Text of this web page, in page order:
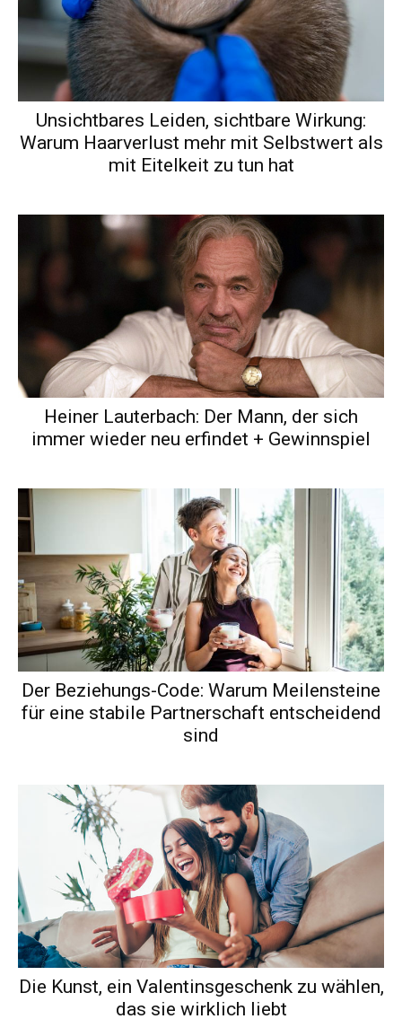
Unsichtbares Leiden, sichtbare Wirkung:
Warum Haarverlust mehr mit Selbstwert als
mit Eitelkeit zu tun hat
Heiner Lauterbach: Der Mann, der sich
immer wieder neu erfindet + Gewinnspiel
Der Beziehungs-Code: Warum Meilensteine
für eine stabile Partnerschaft entscheidend
sind
Die Kunst, ein Valentinsgeschenk zu wählen,
das sie wirklich liebt